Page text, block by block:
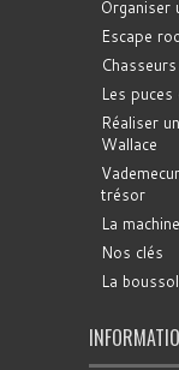
Organiser
Escape
Les puces
Réaliser
Wallace
trésor
La
Nos clés
La